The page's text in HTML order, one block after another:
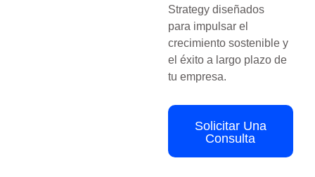
Strategy diseñados
para impulsar el
crecimiento sostenible y
el éxito a largo plazo de
tu empresa.
Solicitar Una
Consulta